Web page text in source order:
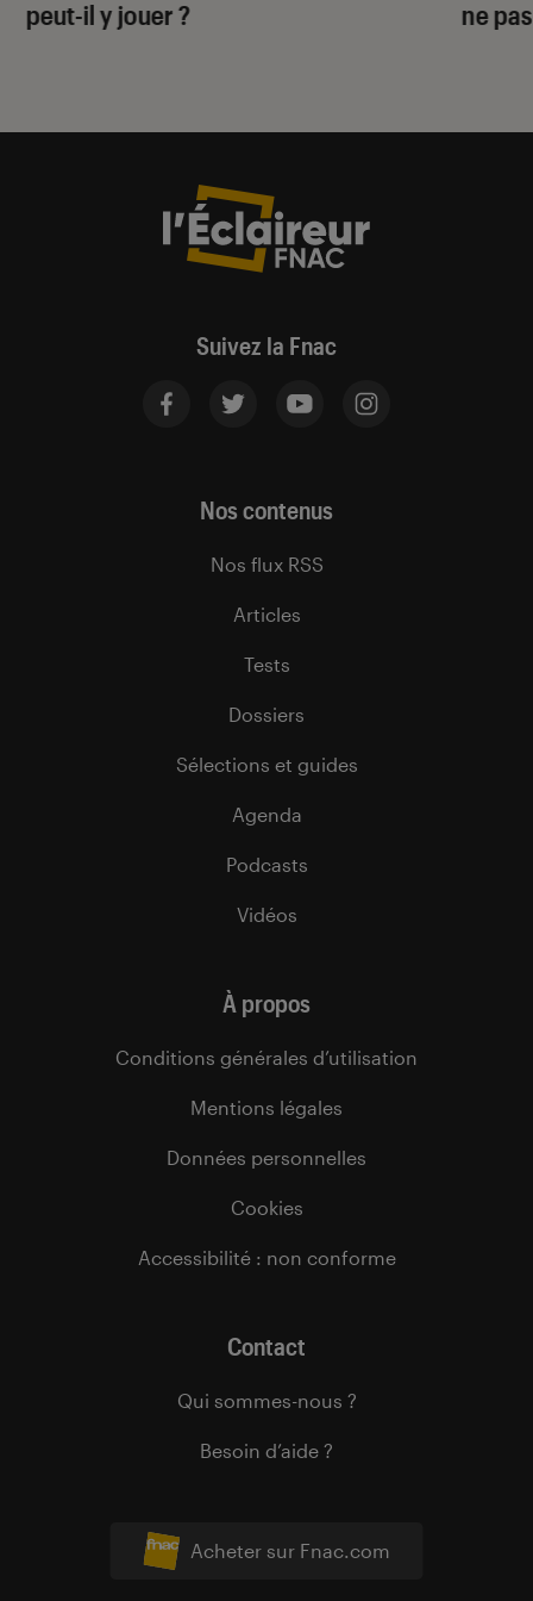
peut-il y jouer ?
ne
Suivez la Fnac
Acheter sur Fnac.com
Nos contenus
Nos flux RSS
Articles
Tests
Dossiers
Sélections et guides
Agenda
Podcasts
Vidéos
À propos
Conditions générales d’utilisation
Mentions légales
Données personnelles
Cookies
Accessibilité : non conforme
Contact
Qui sommes-nous ?
Besoin d’aide ?